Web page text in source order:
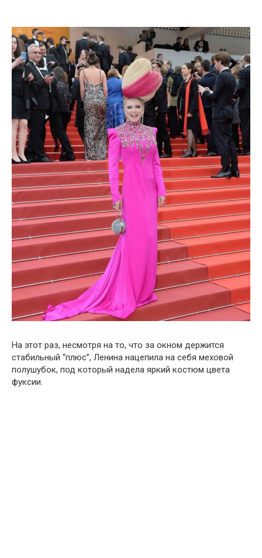
На этот раз, несмотря на то, что за окном держится
стабильный “плюс”, Ленина нацепила на себя меховой
полушубок, под который надела яркий костюм цвета
фуксии.